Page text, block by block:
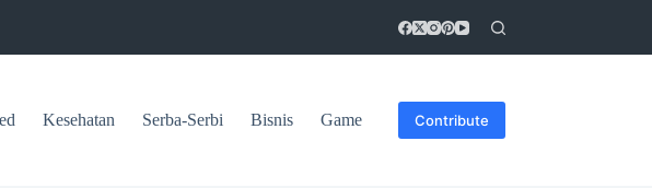
Kesehatan Serba-Serbi Bisnis Game Contribute